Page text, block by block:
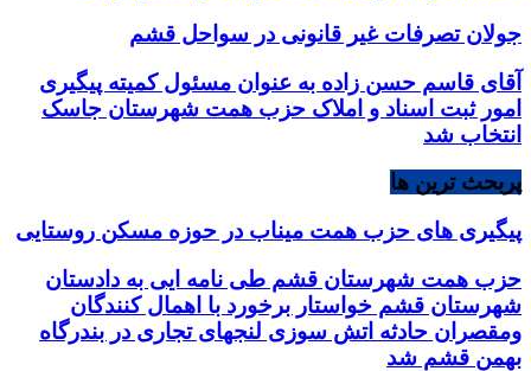
جولان تصرفات غیر قانونی در سواحل قشم
آقای قاسم حسن زاده به عنوان مسئول کمیته پیگیری
امور ثبت اسناد و املاک حزب همت شهرستان جاسک
انتخاب شد
پربحث ترین ها
پیگیری های حزب همت میناب در حوزه مسکن روستایی
حزب همت شهرستان قشم طی نامه ایی به دادستان
شهرستان قشم خواستار برخورد با اهمال کنندگان
ومقصران حادثه اتش سوزی لنجهای تجاری در بندرگاه
بهمن قشم شد